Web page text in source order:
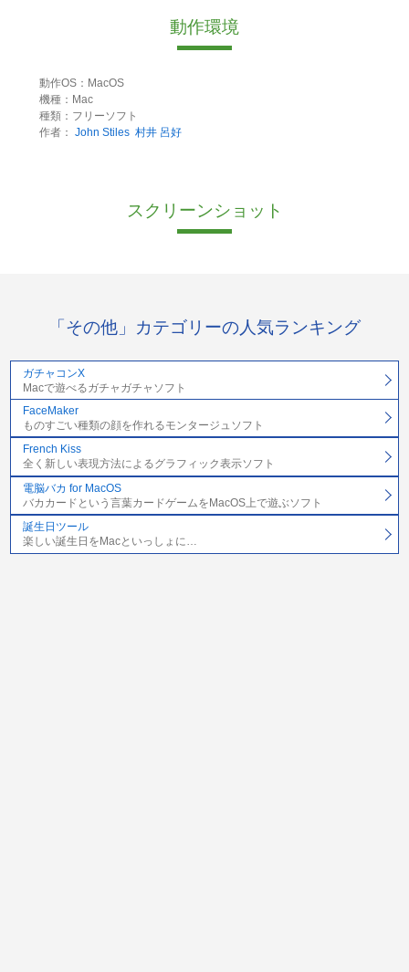
動作環境
動作OS：MacOS
機種：Mac
種類：フリーソフト
作者： John Stiles 村井 呂好
スクリーンショット
「その他」カテゴリーの人気ランキング
ガチャコンX
Macで遊べるガチャガチャソフト
FaceMaker
ものすごい種類の顔を作れるモンタージュソフト
French Kiss
全く新しい表現方法によるグラフィック表示ソフト
電脳バカ for MacOS
バカカードという言葉カードゲームをMacOS上で遊ぶソフト
誕生日ツール
楽しい誕生日をMacといっしょに…